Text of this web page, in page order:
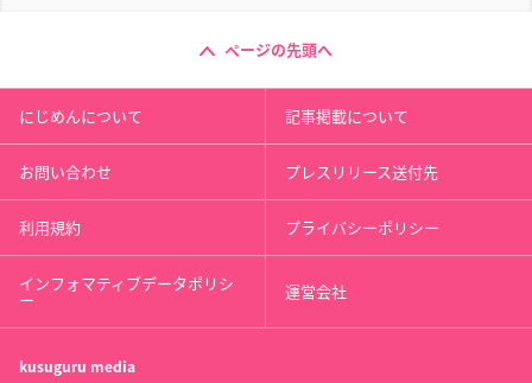
ページの先頭へ
にじめんについて 記事掲載について
お問い合わせ プレスリリース送付先
利用規約 プライバシーポリシー
インフォマティブデータポリシ
ー 運営会社
kusuguru media